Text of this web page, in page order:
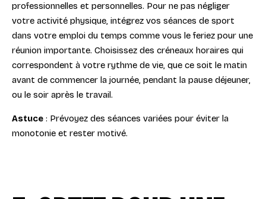
professionnelles et personnelles. Pour ne pas négliger
votre activité physique, intégrez vos séances de sport
dans votre emploi du temps comme vous le feriez pour une
réunion importante. Choisissez des créneaux horaires qui
correspondent à votre rythme de vie, que ce soit le matin
avant de commencer la journée, pendant la pause déjeuner,
ou le soir après le travail.
Astuce : Prévoyez des séances variées pour éviter la
monotonie et rester motivé.